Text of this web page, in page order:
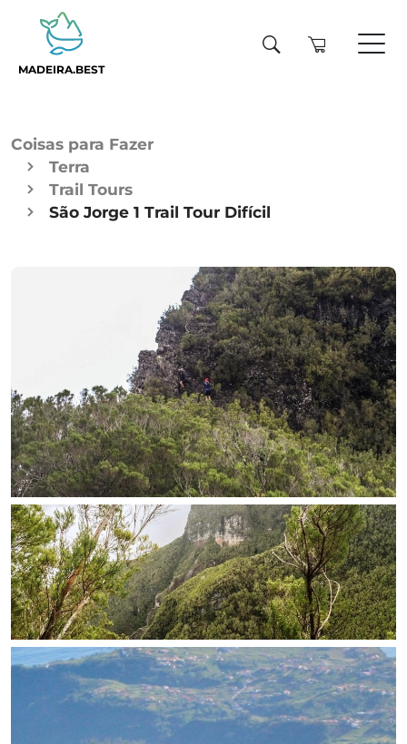
MADEIRA.BEST
Coisas para Fazer
Terra
Trail Tours
São Jorge 1 Trail Tour Difícil